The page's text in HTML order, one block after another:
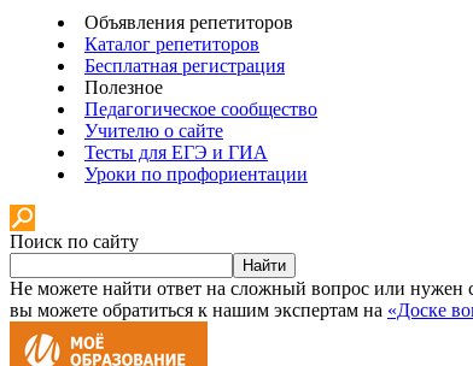
Объявления репетиторов
Каталог репетиторов
Бесплатная регистрация
Полезное
Педагогическое сообщество
Учителю о сайте
Тесты для ЕГЭ и ГИА
Уроки по профориентации
Поиск по сайту
Найти
Не можете найти ответ на сложный вопрос или нужен
вы можете обратиться к нашим экспертам на «Доске